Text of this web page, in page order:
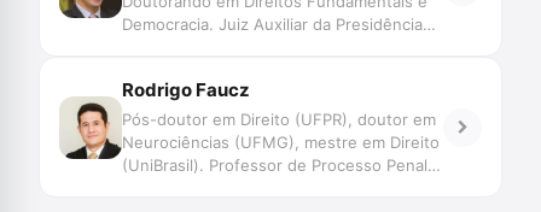
Democracia. Juiz Auxiliar da Presidência
Rodrigo Faucz
Pós-doutor em Direito (UFPR), doutor em
Neurociências (UFMG), mestre em Direito
(UniBrasil). Professor de Processo Penal e